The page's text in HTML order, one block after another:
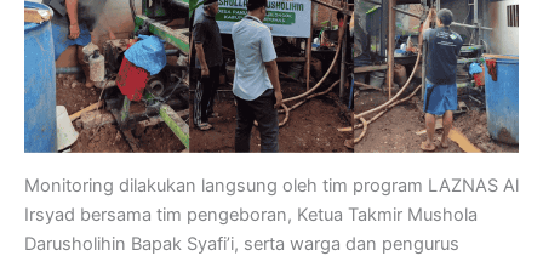
Monitoring dilakukan langsung oleh tim program LAZNAS Al
Irsyad bersama tim pengeboran, Ketua Takmir Mushola
Darusholihin Bapak Syafi’i, serta warga dan pengurus